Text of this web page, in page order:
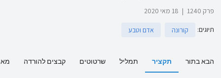
פרק 1240 | 18 מאי 2020
תיוגים: קורונה אדם וטבע
הבא בתור תקציר תמליל שרטוטים קבצים להורדה